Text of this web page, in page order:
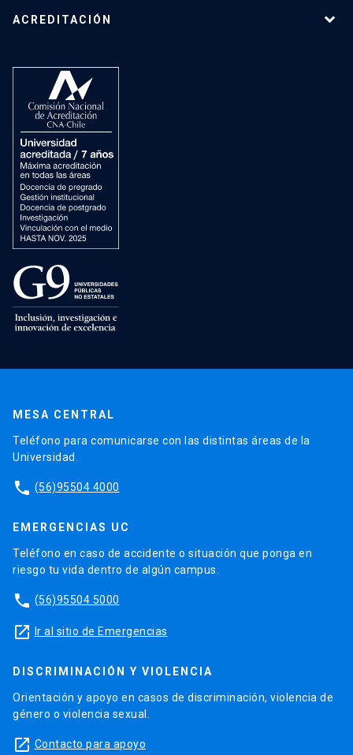
ACREDITACIÓN
MESA CENTRAL
Teléfono para comunicarse con las distintas áreas de la
Universidad.
phone (56)95504 4000
EMERGENCIAS UC
Teléfono en caso de accidente o situación que ponga en
riesgo tu vida dentro de algún campus.
phone (56)95504 5000
launch Ir al sitio de Emergencias
DISCRIMINACIÓN Y VIOLENCIA
Orientación y apoyo en casos de discriminación, violencia de
género o violencia sexual.
launch Contacto para apoyo